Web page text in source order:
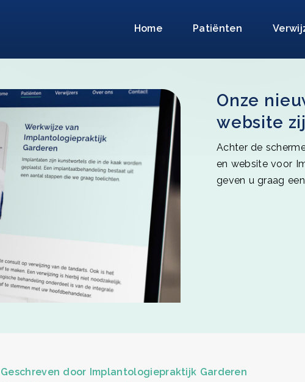
Home Patiënten
Onze
website
Achter de
en website voor
geven u graag
Geschreven door Implantologiepraktijk Garderen